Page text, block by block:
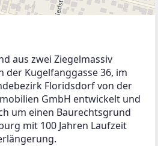
aus zwei Ziegelmassiv
der Kugelfanggasse 36, im
Floridsdorf von der
GmbH entwickelt und
um einen Baurechtsgrund
mit 100 Jahren Laufzeit